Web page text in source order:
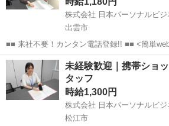
株式会社 日本パーソナルビ
出雲市
■■ 来社不要！カンタン電話登録!! ■■ <簡単
事紹介> で、来社なくお仕事探しが可能です♪
電話で希望を伝えるだけでOK★ 営業、ラウン
あります♪ ご希...
島根 出雲市 店長
未経験歓迎｜携帯ショ
タッフ
時給1,300円
株式会社 日本パーソナルビ
松江市